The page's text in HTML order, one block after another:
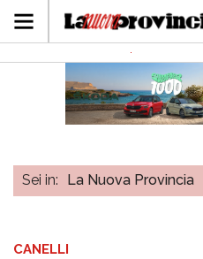
Sei in: La Nuova Provincia
CANELLI